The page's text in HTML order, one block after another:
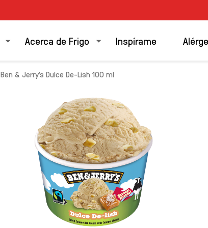
Acerca de Frigo Inspírame
Ben & Jerry's Dulce De-Lish 100 ml